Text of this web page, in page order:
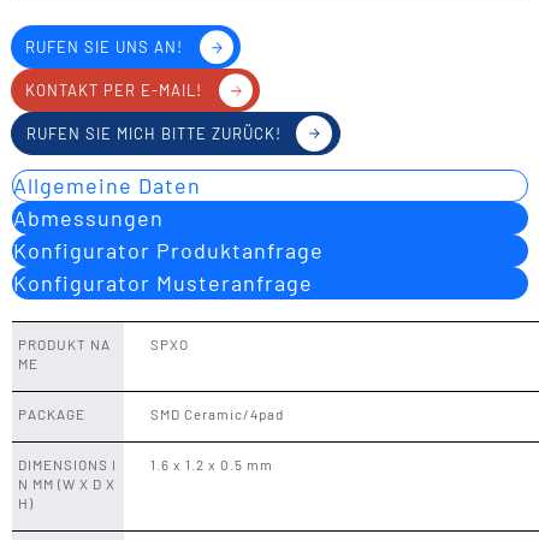
RUFEN SIE UNS AN!
KONTAKT PER E-MAIL!
RUFEN SIE MICH BITTE ZURÜCK!
Allgemeine Daten
Abmessungen
Konfigurator Produktanfrage
Konfigurator Musteranfrage
PRODUKT NA
ME
SPXO
PACKAGE SMD Ceramic/4pad
DIMENSIONS I
N MM (W X D X
H)
1.6 x 1.2 x 0.5 mm